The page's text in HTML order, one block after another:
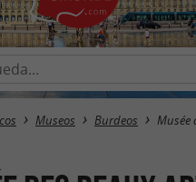
Museos Burdeos Musée